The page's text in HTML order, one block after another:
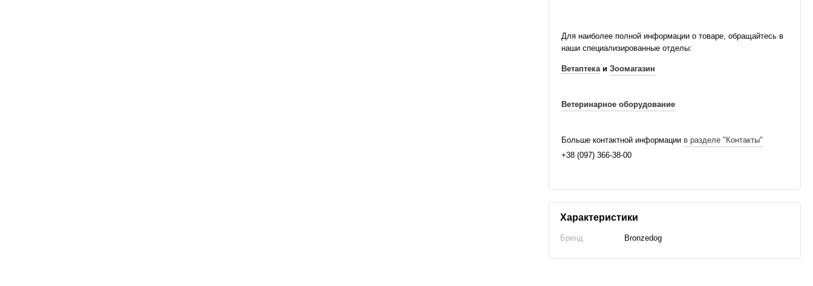
Для наиболее полной информации о товаре, обращайтесь в
наши специализированные отделы:
Ветаптекаи Зоомагазин
Ветеринарное оборудование
Больше контактной информации в разделе "Контакты"
+38 (097) 366-38-00
Характеристики
Бренд Bronzedog